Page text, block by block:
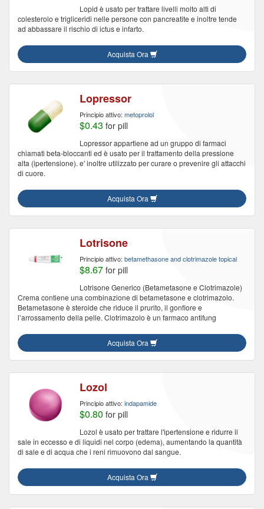
Lopid è usato per trattare livelli molto alti di
colesterolo e trigliceridi nelle persone con pancreatite e inoltre tende
ad abbassare il rischio di ictus e infarto.
Acquista Ora
Lopressor
Principio attivo: metoprolol
$0.43 for pill
Lopressor appartiene ad un gruppo di farmaci
chiamati beta-bloccanti ed è usato per il trattamento della pressione
alta (ipertensione). e' inoltre utilizzato per curare o prevenire gli attacchi
di cuore.
Acquista Ora
Lotrisone
Principio attivo: betamethasone and clotrimazole topical
$8.67 for pill
Lotrisone Generico (Betametasone e Clotrimazole)
Crema contiene una combinazione di betametasone e clotrimazolo.
Betametasone è steroide che riduce il prurito, il gonfiore e
l’arrossamento della pelle. Clotrimazolo è un farmaco antifung
Acquista Ora
Lozol
Principio attivo: indapamide
$0.80 for pill
Lozol è usato per trattare l'ipertensione e ridurre il
sale in eccesso e di liquidi nel corpo (edema), aumentando la quantità
di sale e di acqua che i reni rimuovono dal sangue.
Acquista Ora